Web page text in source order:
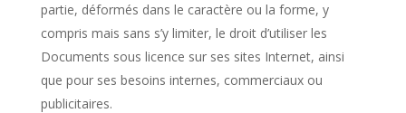
partie, déformés dans le caractère ou la forme, y
compris mais sans s’y limiter, le droit d’utiliser les
Documents sous licence sur ses sites Internet, ainsi
que pour ses besoins internes, commerciaux ou
publicitaires.